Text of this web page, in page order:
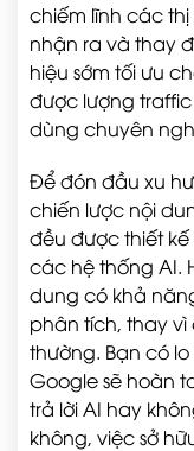
chiếm lĩnh các
nhận ra và thay
hiệu sớm tối ưu
được lượng
dùng chuyên
Để đón đầu xu
chiến lược nội
đều được thiết
các hệ thống AI.
dung có khả
phân tích, thay
thường. Bạn có
Google sẽ hoàn
trả lời AI hay
không, việc sở